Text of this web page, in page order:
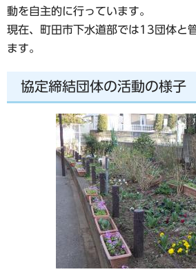
動を自主的に行っています。
現在、町田市下水道部では13団体と
ます。
協定締結団体の活動の様子